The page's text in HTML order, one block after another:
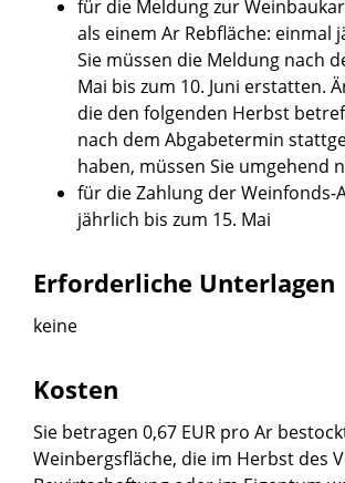
für die Meldung zur
als einem Ar Rebfläche: einmal
Sie müssen die Meldung nach
Mai bis zum 10. Juni erstatten.
die den folgenden Herbst
nach dem Abgabetermin
haben, müssen Sie umgehend
für die Zahlung der Weinfonds-
jährlich bis zum 15. Mai
Erforderliche Unterlagen
keine
Kosten
Sie betragen 0,67 EUR pro Ar
Weinbergsfläche, die im Herbst des